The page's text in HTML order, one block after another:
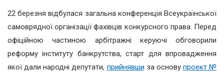
22 березня відбулася загальна конференція Всеукраїнської
самоврядної організації фахівців конкурсного права. Перед
офіційною частиною арбітражні керуючі обговорили
реформу інституту банкрутства, старт для впровадження
якої дали народні депутати, прийнявши за основу проект №